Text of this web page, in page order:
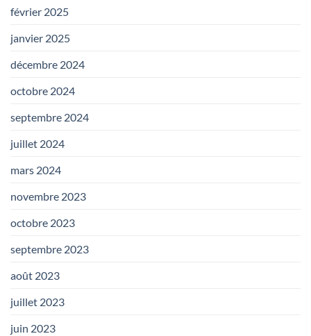
février 2025
janvier 2025
décembre 2024
octobre 2024
septembre 2024
juillet 2024
mars 2024
novembre 2023
octobre 2023
septembre 2023
août 2023
juillet 2023
juin 2023